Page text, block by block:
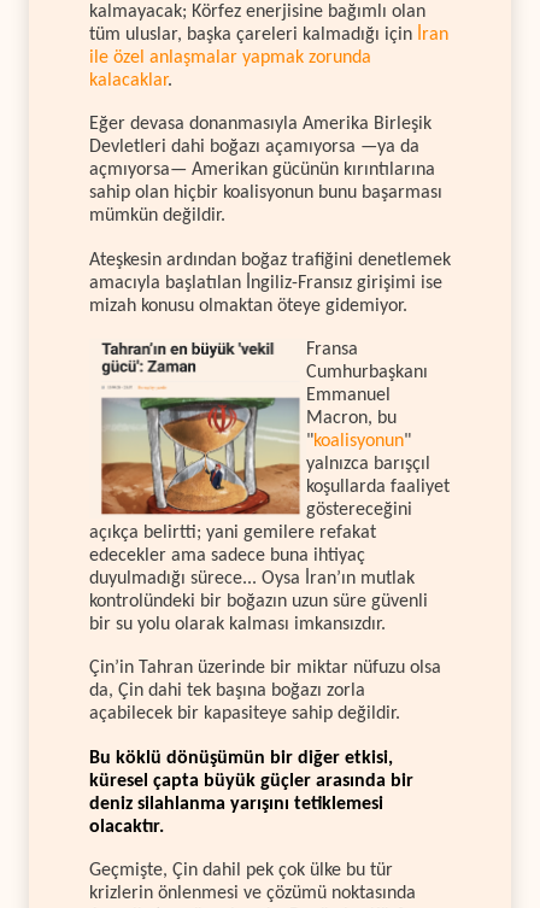
kalmayacak; Körfez enerjisine bağımlı olan
tüm uluslar, başka çareleri kalmadığı için İran
ile özel anlaşmalar yapmak zorunda
kalacaklar.
Eğer devasa donanmasıyla Amerika Birleşik
Devletleri dahi boğazı açamıyorsa —ya da
açmıyorsa— Amerikan gücünün kırıntılarına
sahip olan hiçbir koalisyonun bunu başarması
mümkün değildir.
Ateşkesin ardından boğaz trafiğini denetlemek
amacıyla başlatılan İngiliz-Fransız girişimi ise
mizah konusu olmaktan öteye gidemiyor.
Fransa
Cumhurbaşkanı
Emmanuel
Macron, bu
"koalisyonun"
yalnızca barışçıl
koşullarda faaliyet
göstereceğini
açıkça belirtti; yani gemilere refakat
edecekler ama sadece buna ihtiyaç
duyulmadığı sürece... Oysa İran’ın mutlak
kontrolündeki bir boğazın uzun süre güvenli
bir su yolu olarak kalması imkansızdır.
Çin’in Tahran üzerinde bir miktar nüfuzu olsa
da, Çin dahi tek başına boğazı zorla
açabilecek bir kapasiteye sahip değildir.
Bu köklü dönüşümün bir diğer etkisi,
küresel çapta büyük güçler arasında bir
deniz silahlanma yarışını tetiklemesi
olacaktır.
Geçmişte, Çin dahil pek çok ülke bu tür
krizlerin önlenmesi ve çözümü noktasında